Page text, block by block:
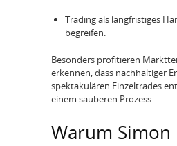
Trading als langfristiges
begreifen.
Besonders profitieren
erkennen, dass nachhaltiger
spektakulären Einzeltrades
einem sauberen Prozess.
Warum Simon